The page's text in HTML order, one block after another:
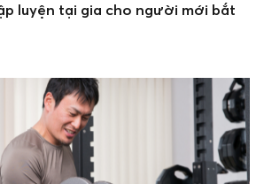
luyện tại gia cho người mới bắt